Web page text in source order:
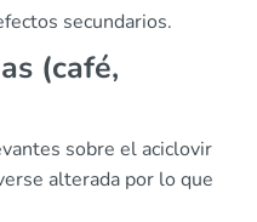
secundarios.
(café,
sobre el aciclovir
alterada por lo que